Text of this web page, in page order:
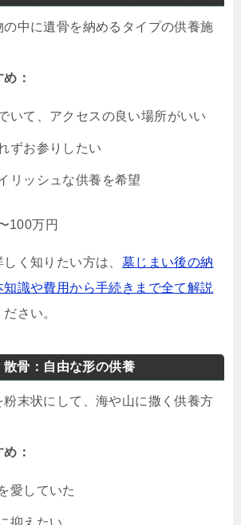
の中に遺骨を納めるタイプの供養施
：
いて、アクセスの良い場所がいい
ずお参りしたい
リッシュな供養を希望
100万円
く知りたい方は、 墓じまい後の納
識や費用から手続きまで全て解説
さい。
散骨：自由な形の供養
粉末状にして、海や山に撒く供養方
：
愛していた
抑えたい